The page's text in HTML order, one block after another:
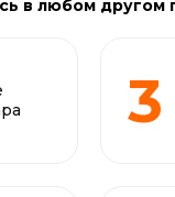
в любом другом